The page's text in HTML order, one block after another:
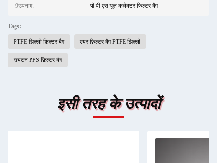
9उपनाम: पी पी एस धूल कलेक्टर फिल्टर बैग
Tags:
PTFE झिल्ली फ़िल्टर बैग एयर फ़िल्टर बैग PTFE झिल्ली
रायटन PPS फ़िल्टर बैग
इसी तरह के उत्पादों